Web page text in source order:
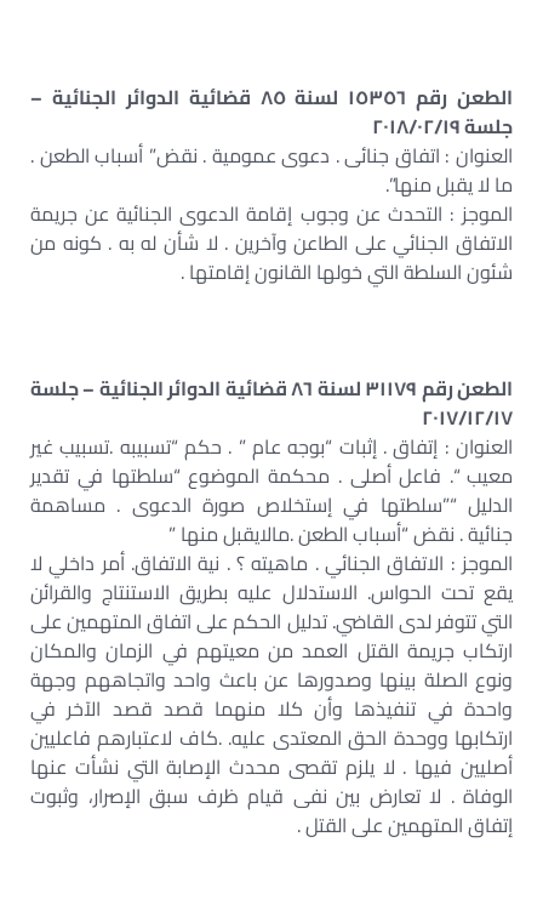
الطعن رقم ١٥٣٥٦ لسنة ٨٥ قضائية الدوائر الجنائية –
جلسة ٢٠١٨/٠٢/١٩
العنوان : اتفاق جنائى . دعوى عمومية . نقض” أسباب الطعن .
ما لا يقبل منها”.
الموجز : التحدث عن وجوب إقامة الدعوى الجنائية عن جريمة
الاتفاق الجنائي على الطاعن وآخرين . لا شأن له به . كونه من
شئون السلطة التي خولها القانون إقامتها .
الطعن رقم ٣١١٧٩ لسنة ٨٦ قضائية الدوائر الجنائية – جلسة
٢٠١٧/١٢/١٧
العنوان : إتفاق . إثبات “بوجه عام ” . حكم “تسبيبه .تسبيب غير
معيب “. فاعل أصلى . محكمة الموضوع “سلطتها في تقدير
الدليل “”سلطتها في إستخلاص صورة الدعوى . مساهمة
جنائية . نقض “أسباب الطعن .مالايقبل منها ”
الموجز : الاتفاق الجنائي . ماهيته ؟ . نية الاتفاق. أمر داخلي لا
يقع تحت الحواس. الاستدلال عليه بطريق الاستنتاج والقرائن
التي تتوفر لدى القاضي. تدليل الحكم على اتفاق المتهمين على
ارتكاب جريمة القتل العمد من معيتهم في الزمان والمكان
ونوع الصلة بينها وصدورها عن باعث واحد واتجاههم وجهة
واحدة في تنفيذها وأن كلا منهما قصد قصد الآخر في
ارتكابها ووحدة الحق المعتدى عليه. .كاف لاعتبارهم فاعليين
أصليين فيها . لا يلزم تقصى محدث الإصابة التي نشأت عنها
الوفاة . لا تعارض بين نفى قيام ظرف سبق الإصرار، وثبوت
إتفاق المتهمين على القتل .